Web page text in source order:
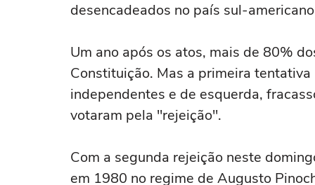
desencadeados no país sul-
Um ano após os atos, mais de 80%
Constituição. Mas a primeira
independentes e de esquerda,
votaram pela "rejeição".
Com a segunda rejeição neste
em 1980 no regime de Augusto